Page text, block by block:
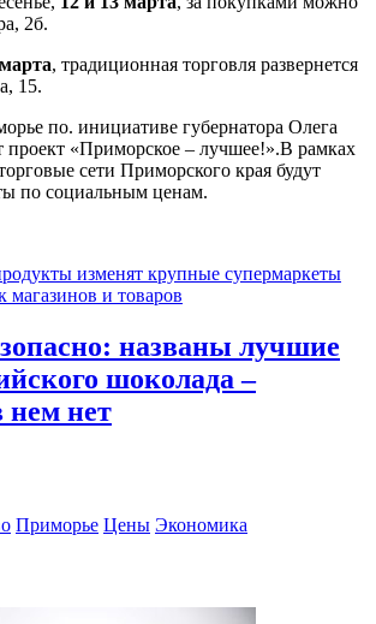
2б.
, традиционная торговля развернется
15.
по. инициативе губернатора Олега
проект «Приморское – лучшее!».В рамках
сети Приморского края будут
по социальным ценам.
изменят крупные супермаркеты
магазинов и товаров
названы лучшие
шоколада –
нем нет
Приморье Цены Экономика